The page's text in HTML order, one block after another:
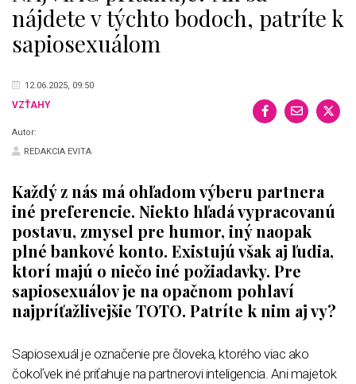
nájdete v týchto bodoch, patríte k
sapiosexuálom
12.06.2025, 09:50
VZŤAHY
Autor:
REDAKCIA EVITA
Každý z nás má ohľadom výberu partnera
iné preferencie. Niekto hľadá vypracovanú
postavu, zmysel pre humor, iný naopak
plné bankové konto. Existujú však aj ľudia,
ktorí majú o niečo iné požiadavky. Pre
sapiosexuálov je na opačnom pohlaví
najpríťažlivejšie TOTO. Patríte k nim aj vy?
Sapiosexuál je označenie pre človeka, ktorého viac ako
čokoľvek iné priťahuje na partnerovi inteligencia. Ani majetok